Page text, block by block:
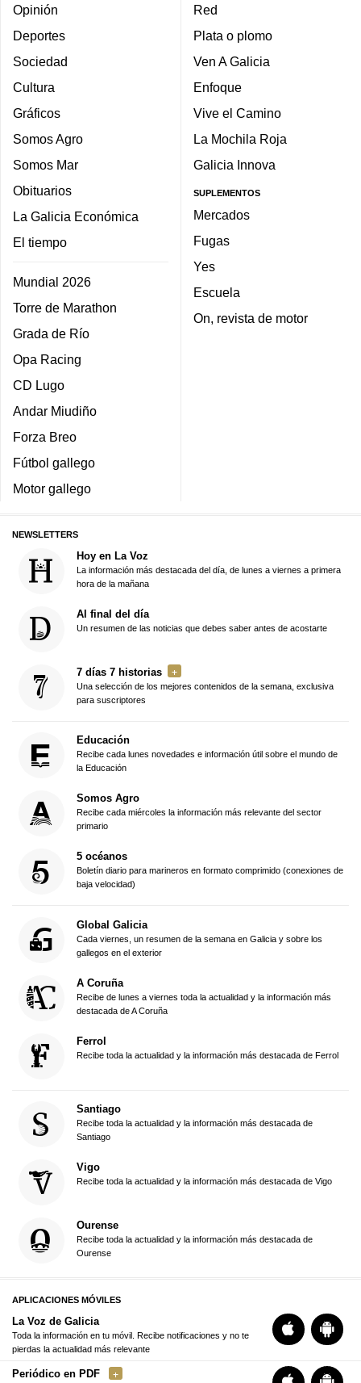
Opinión
Deportes
Sociedad
Cultura
Gráficos
Somos Agro
Somos Mar
Obituarios
La Galicia Económica
El tiempo
Mundial 2026
Torre de Marathon
Grada de Río
Opa Racing
CD Lugo
Andar Miudiño
Forza Breo
Fútbol gallego
Motor gallego
Red
Plata o plomo
Ven A Galicia
Enfoque
Vive el Camino
La Mochila Roja
Galicia Innova
SUPLEMENTOS
Mercados
Fugas
Yes
Escuela
On, revista de motor
NEWSLETTERS
Hoy en La Voz
La información más destacada del día, de lunes a viernes a primera
hora de la mañana
Al final del día
Un resumen de las noticias que debes saber antes de acostarte
7 días 7 historias
Una selección de los mejores contenidos de la semana, exclusiva
para suscriptores
Educación
Recibe cada lunes novedades e información útil sobre el mundo de
la Educación
Somos Agro
Recibe cada miércoles la información más relevante del sector
primario
5 océanos
Boletín diario para marineros en formato comprimido (conexiones de
baja velocidad)
Global Galicia
Cada viernes, un resumen de la semana en Galicia y sobre los
gallegos en el exterior
A Coruña
Recibe de lunes a viernes toda la actualidad y la información más
destacada de A Coruña
Ferrol
Recibe toda la actualidad y la información más destacada de Ferrol
Santiago
Recibe toda la actualidad y la información más destacada de
Santiago
Vigo
Recibe toda la actualidad y la información más destacada de Vigo
Ourense
Recibe toda la actualidad y la información más destacada de
Ourense
APLICACIONES MÓVILES
La Voz de Galicia
Toda la información en tu móvil. Recibe notificaciones y no te
pierdas la actualidad más relevante
Periódico en PDF